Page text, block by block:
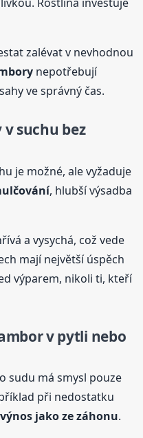
zalévat v nevhodnou
nepotřebují
ve správný čas.
v suchu bez
je možné, ale vyžaduje
, hlubší výsadba
a vysychá, což vede
mají největší úspěch
výparem, nikoli ti, kteří
v pytli nebo
sudu má smysl pouze
při nedostatku
jako ze záhonu.